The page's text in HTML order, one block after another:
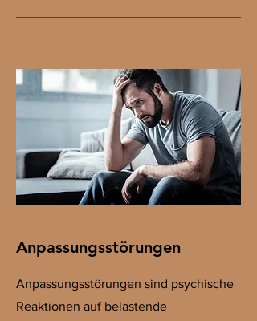
Anpassungsstörungen
Anpassungsstörungen sind psychische
Reaktionen auf belastende